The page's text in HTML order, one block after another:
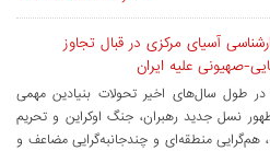
آسیای مرکزی در قبال تجاوز
صهیونی علیه ایران
در طول سال‌های اخیر تحولات بنیادین مهمی
نسل جدید رهبران، جنگ اوکراین و تحریم
هم‌گرایی منطقه‌ای و چندجانبه‌گرایی مضاعف و